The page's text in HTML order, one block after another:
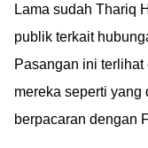
Lama sudah Thariq
publik terkait
Pasangan ini
mereka seperti yang
berpacaran dengan